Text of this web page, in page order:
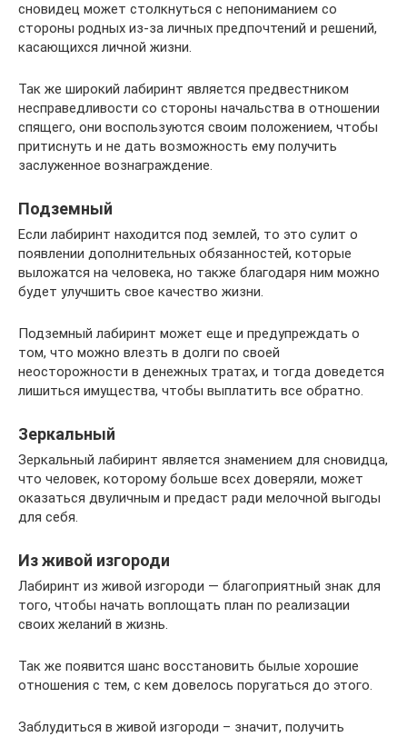
сновидец может столкнуться с непониманием со
стороны родных из-за личных предпочтений и решений,
касающихся личной жизни.
Так же широкий лабиринт является предвестником
несправедливости со стороны начальства в отношении
спящего, они воспользуются своим положением, чтобы
притиснуть и не дать возможность ему получить
заслуженное вознаграждение.
Подземный
Если лабиринт находится под землей, то это сулит о
появлении дополнительных обязанностей, которые
выложатся на человека, но также благодаря ним можно
будет улучшить свое качество жизни.
Подземный лабиринт может еще и предупреждать о
том, что можно влезть в долги по своей
неосторожности в денежных тратах, и тогда доведется
лишиться имущества, чтобы выплатить все обратно.
Зеркальный
Зеркальный лабиринт является знамением для сновидца,
что человек, которому больше всех доверяли, может
оказаться двуличным и предаст ради мелочной выгоды
для себя.
Из живой изгороди
Лабиринт из живой изгороди — благоприятный знак для
того, чтобы начать воплощать план по реализации
своих желаний в жизнь.
Так же появится шанс восстановить былые хорошие
отношения с тем, с кем довелось поругаться до этого.
Заблудиться в живой изгороди – значит, получить